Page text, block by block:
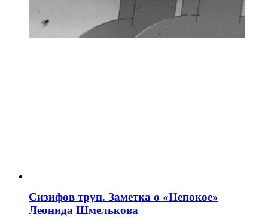
Сизифов труп. Заметка о «Непокое»
Леонида Шмелькова